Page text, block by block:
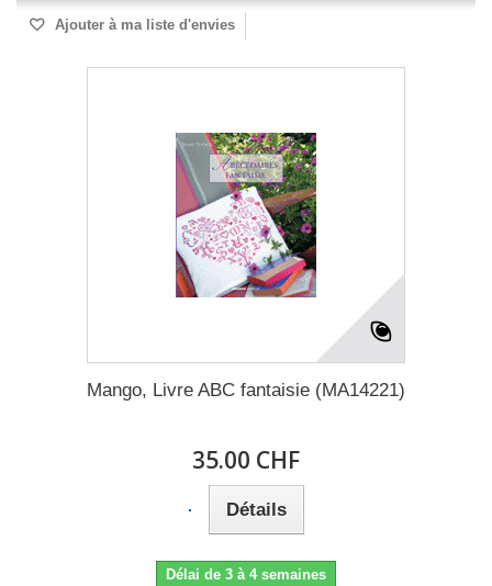
Ajouter à ma liste d'envies
Mango, Livre ABC fantaisie (MA14221)
35.00 CHF
Détails
Délai de 3 à 4 semaines